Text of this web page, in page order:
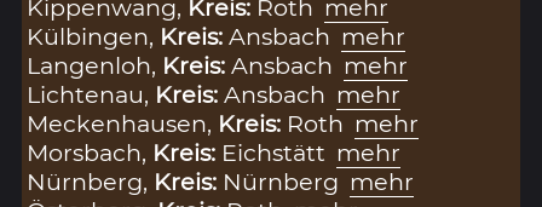
Kippenwang, Kreis: Roth mehr
Külbingen, Kreis:Ansbach mehr
Langenloh, Kreis:Ansbach mehr
Lichtenau, Kreis:Ansbach mehr
Meckenhausen, Kreis: Roth mehr
Morsbach, Kreis: Eichstätt mehr
Nürnberg, Kreis: Nürnberg mehr